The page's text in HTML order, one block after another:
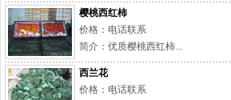
樱桃西红柿
价格：电话联系
简介：优质樱桃西红柿...
西兰花
价格：电话联系